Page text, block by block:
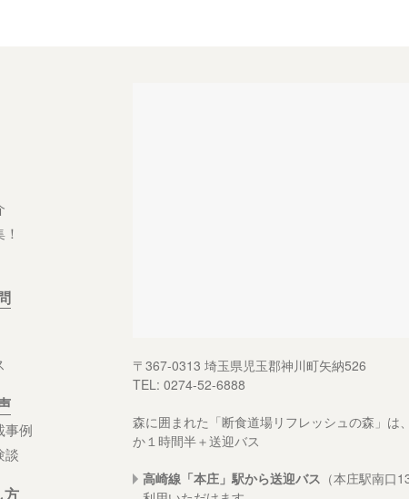
事例
談
方
〒367-0313 埼玉県児玉郡神川町矢納526
TEL: 0274-52-6888
森に囲まれた「断食道場リフレッシュの森」は
か１時間半＋送迎バス
高崎線「本庄」駅から送迎バス （本庄駅南口